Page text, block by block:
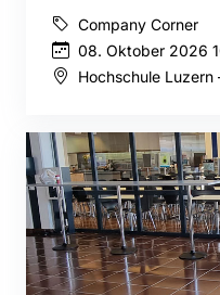
Company Corner
08. Oktober 2026
Hochschule